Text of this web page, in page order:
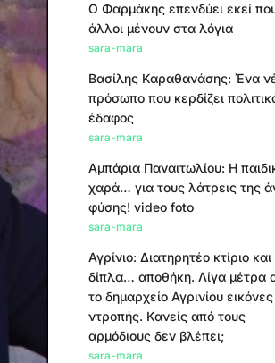
Ο Φαρμάκης επενδύει εκεί
άλλοι μένουν στα λόγια
sara-mara
Βασίλης Καραθανάσης: Ένα
πρόσωπο που κερδίζει
έδαφος
sara-mara
Αμπάρια Παναιτωλίου: Η
χαρά… για τους λάτρεις της
φύσης! video foto
sara-mara
Αγρίνιο: Διατηρητέο κτίριο και
δίπλα… αποθήκη. Λίγα μέτρα
το δημαρχείο Αγρινίου εικόνες
ντροπής. Κανείς από τους
αρμόδιους δεν βλέπει;
sara-mara